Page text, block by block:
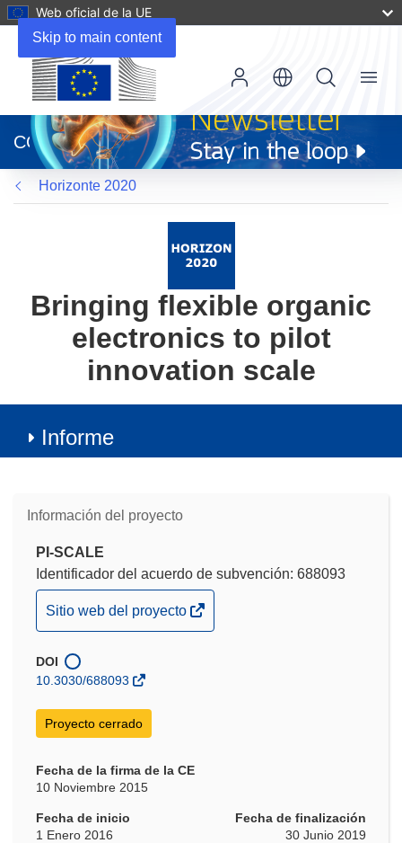
Skip to main content
Web oficial de la UE
abrirá
en
una
nueva
ventana)
CORDIS
Menu
Horizonte 2020
Bringing flexible organic
electronics to pilot
innovation scale
Informe
Información del proyecto
PI-SCALE
Identificador del acuerdo de subvención: 688093
(se
abrirá
una
ventana)
Sitio web del proyecto
DOI
10.3030/688093
Proyecto cerrado
Fecha de la firma de la CE
10 Noviembre 2015
Fecha de inicio
1 Enero 2016
Fecha de finalización
30 Junio 2019